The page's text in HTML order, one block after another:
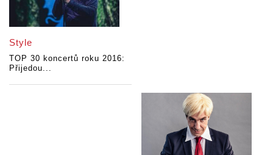
Style
TOP 30 koncertů roku 2016:
Přijedou...